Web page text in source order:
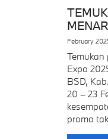
BCA
February
Temukan
Expo
BSD,
20 – 23
promo tak